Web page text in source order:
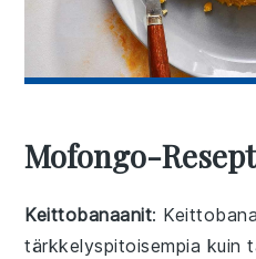
Mofongo-
Keittobanaanit:
tärkkelyspitoisempia kuin